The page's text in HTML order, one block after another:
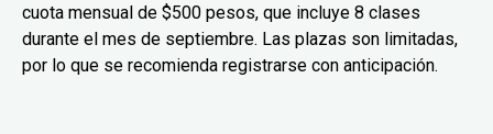
cuota mensual de $500 pesos, que incluye 8 clases
durante el mes de septiembre. Las plazas son limitadas,
por lo que se recomienda registrarse con anticipación.